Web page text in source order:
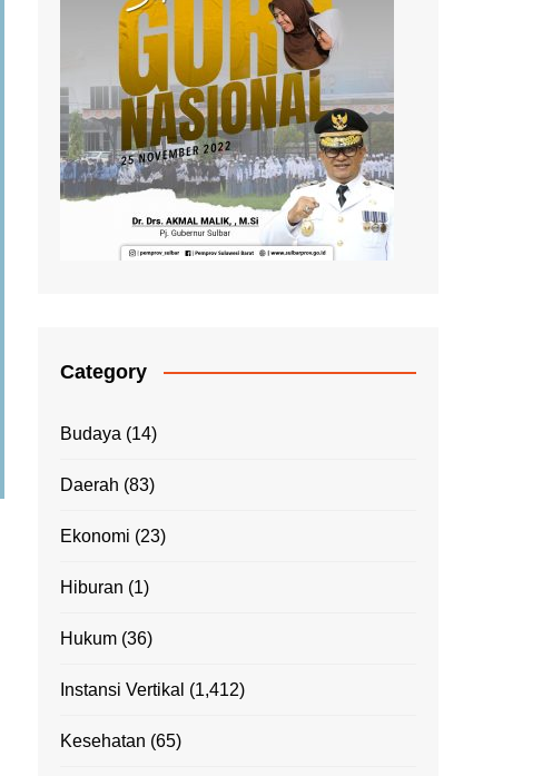
Category
Budaya (14)
Daerah (83)
Ekonomi (23)
Hiburan (1)
Hukum (36)
Instansi Vertikal (1,412)
Kesehatan (65)